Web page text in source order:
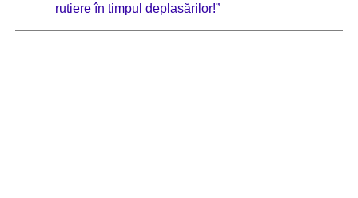
rutiere în timpul deplasărilor!”